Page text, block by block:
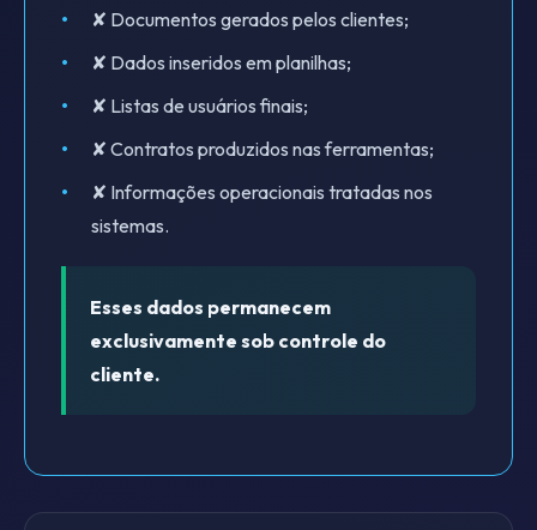
✘ Documentos gerados pelos clientes;
✘ Dados inseridos em planilhas;
✘ Listas de usuários finais;
✘ Contratos produzidos nas ferramentas;
✘ Informações operacionais tratadas nos
sistemas.
Esses dados permanecem
exclusivamente sob controle do
cliente.